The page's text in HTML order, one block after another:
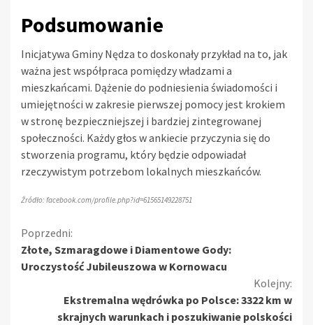
Podsumowanie
Inicjatywa Gminy Nędza to doskonały przykład na to, jak
ważna jest współpraca pomiędzy władzami a
mieszkańcami. Dążenie do podniesienia świadomości i
umiejętności w zakresie pierwszej pomocy jest krokiem
w stronę bezpieczniejszej i bardziej zintegrowanej
społeczności. Każdy głos w ankiecie przyczynia się do
stworzenia programu, który będzie odpowiadał
rzeczywistym potrzebom lokalnych mieszkańców.
Źródło: facebook.com/profile.php?id=61565149228751
Kontynuuj
czytanie
Poprzedni:
Złote, Szmaragdowe i Diamentowe Gody:
Uroczystość Jubileuszowa w Kornowacu
Kolejny:
Ekstremalna wędrówka po Polsce: 3322 km w
skrajnych warunkach i poszukiwanie polskości